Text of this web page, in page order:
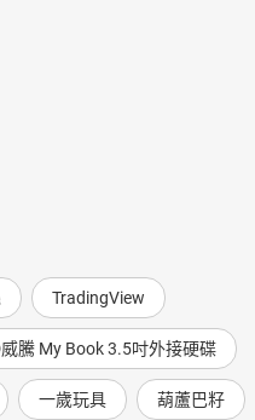
TradingView
威騰 My Book 3.5吋外接硬碟
一歲玩具 葫蘆巴籽